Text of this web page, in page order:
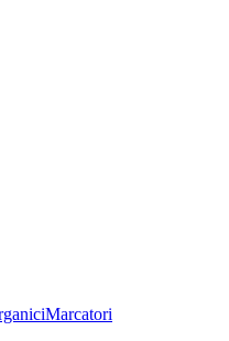
Marcatori